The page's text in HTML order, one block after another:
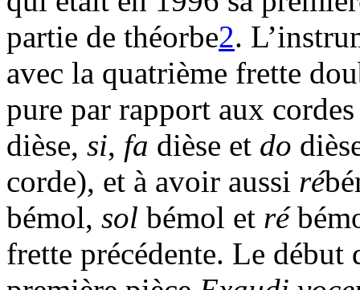
partie de théorbe2.
avec la quatrième frette
pure par rapport aux
dièse, si, fa dièse et do
corde), et à avoir aussi ré
bémol, sol bémol et ré
frette précédente. Le début